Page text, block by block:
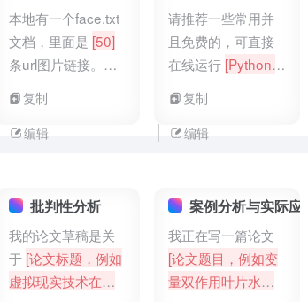
本地有一个face.txt
文档，里面是 [50]
条url图片链接。帮
数据增强，额外再
生成[200]
复制
编辑
请推荐一些常用并
且免费的，可直接
在线运行 [Python]
对应网址
复制
编辑
批判性分析
我的论文草稿是关
于 [论文标题，例如
虚拟现实技术在教
案例分析与实际应用
我正在写一篇论文
[论文题目，例如变
量双作用叶片水泵